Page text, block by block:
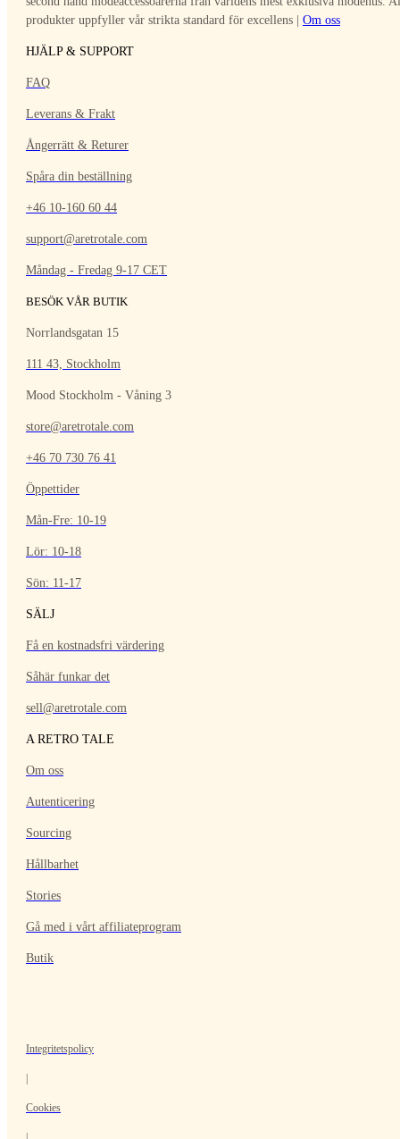
produkter uppfyller vår strikta standard för excellens | Om oss
HJÄLP & SUPPORT
FAQ
Leverans & Frakt
Ångerrätt & Returer
Spåra din beställning
+46 10-160 60 44
support@aretrotale.com
Måndag - Fredag 9-17 CET
BESÖK VÅR BUTIK
Norrlandsgatan 15
111 43, Stockholm
Mood Stockholm - Våning 3
store@aretrotale.com
+46 70 730 76 41
Öppettider
Mån-Fre: 10-19
Lör: 10-18
Sön: 11-17
SÄLJ
Få en kostnadsfri värdering
Såhär funkar det
sell@aretrotale.com
A RETRO TALE
Om oss
Autenticering
Sourcing
Hållbarhet
Stories
Gå med i vårt affiliateprogram
Butik
Integritetspolicy
Cookies